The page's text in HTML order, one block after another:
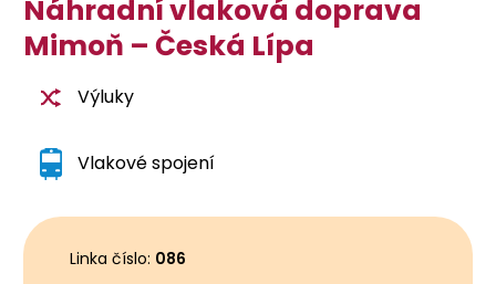
Náhradní vlaková doprava
Mimoň – Česká Lípa
Výluky
Vlakové spojení
Linka číslo: 086